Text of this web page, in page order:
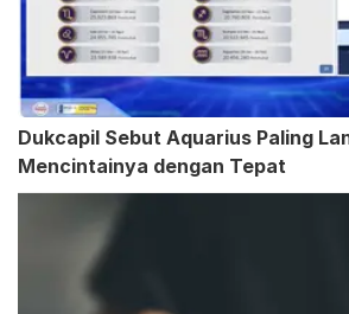
Dukcapil Sebut Aquarius Paling
Mencintainya dengan Tepat